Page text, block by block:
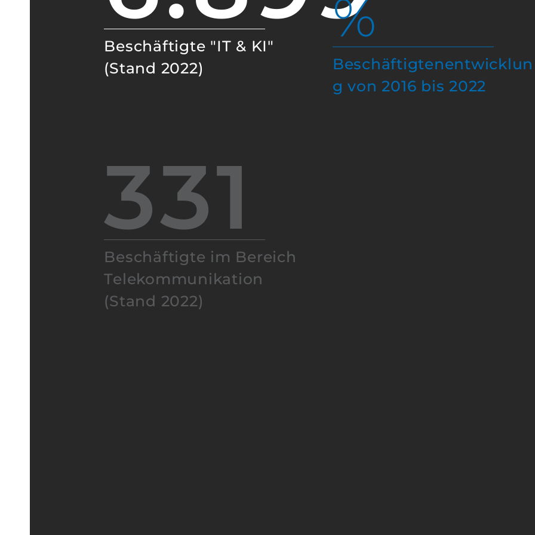
Beschäftigte "IT & KI"
(Stand 2022)
Beschäftigtenentwicklun
g von 2016 bis 2022
331
Beschäftigte im Bereich
Telekommunikation
(Stand 2022)